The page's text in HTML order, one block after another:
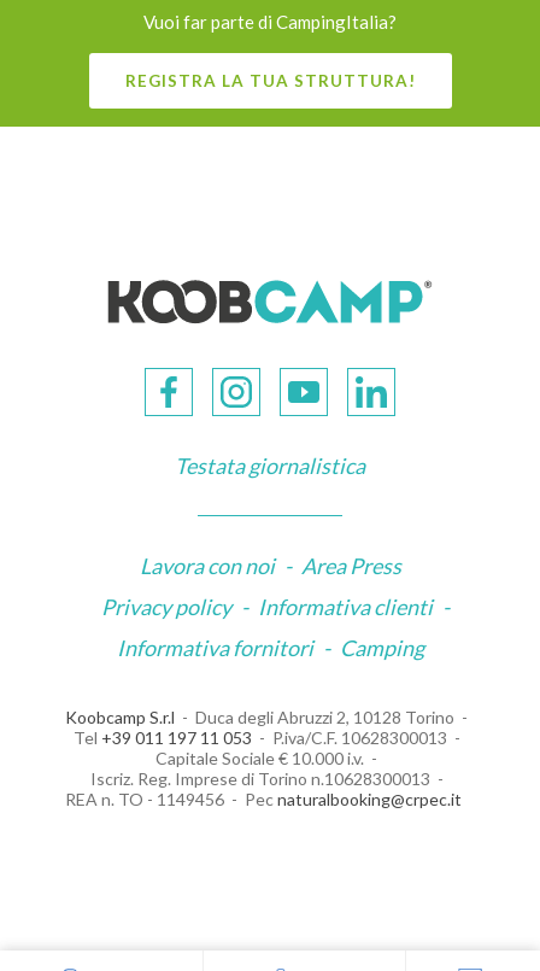
Vuoi far parte di CampingItalia?
REGISTRA LA TUA STRUTTURA!
Testata giornalistica
Lavora con noi - Area Press
Privacy policy - Informativa clienti -
Informativa fornitori - Camping
Koobcamp S.r.l
Duca degli Abruzzi 2, 10128 Torino
Tel +39 011 197 11 053
P.iva/C.F. 10628300013
Capitale Sociale € 10.000 i.v.
Iscriz. Reg. Imprese di Torino n.10628300013
REA n. TO - 1149456
Pecnaturalbooking@crpec.it